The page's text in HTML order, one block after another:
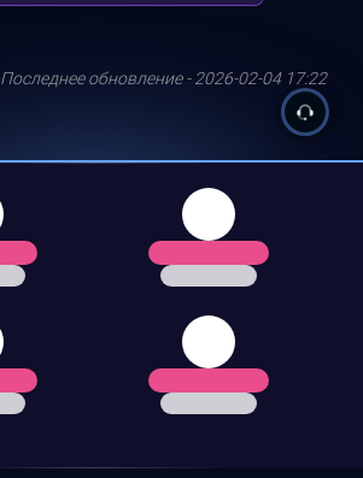
Последнее обновление - 2026-02-04 17:22